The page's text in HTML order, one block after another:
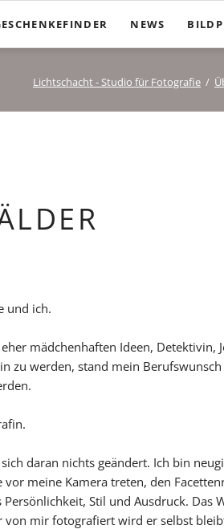
NEWS
Lichtschacht - Studio für Fotografie
und ich.
mädchenhaften Ideen, Detektivin,
zu werden, stand mein
daran nichts geändert. Ich bin
vor meine Kamera treten, den
Persönlichkeit, Stil und Ausdruck. Das
von mir fotografiert wird er selbst